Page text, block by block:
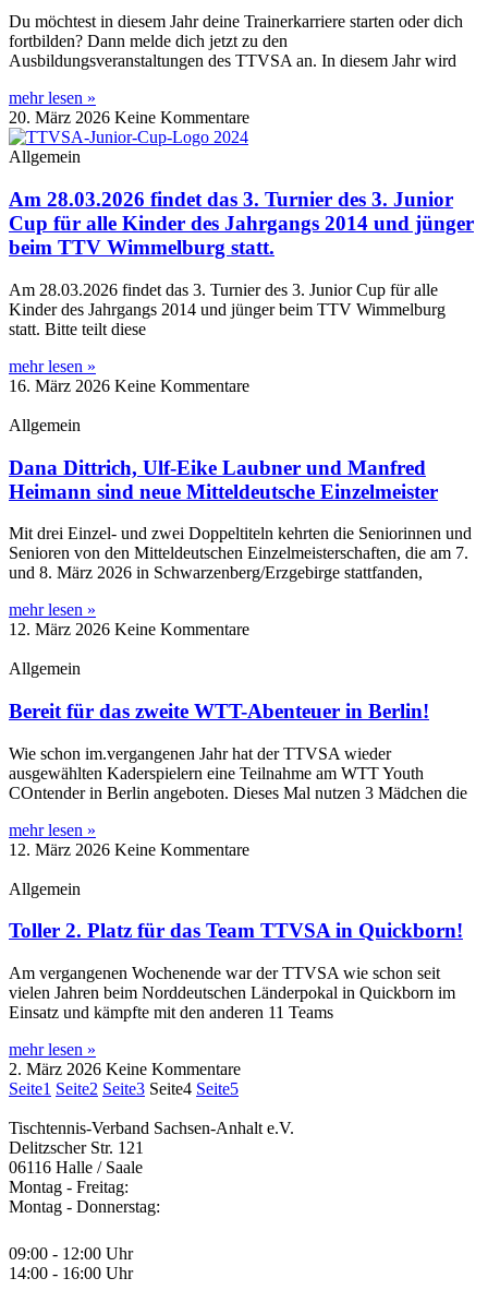
Du möchtest in diesem Jahr deine Trainerkarriere starten oder dich
fortbilden? Dann melde dich jetzt zu den
Ausbildungsveranstaltungen des TTVSA an. In diesem Jahr wird
mehr lesen »
20. März 2026 Keine Kommentare
Allgemein
Am 28.03.2026 findet das 3. Turnier des 3. Junior
Cup für alle Kinder des Jahrgangs 2014 und jünger
beim TTV Wimmelburg statt.
Am 28.03.2026 findet das 3. Turnier des 3. Junior Cup für alle
Kinder des Jahrgangs 2014 und jünger beim TTV Wimmelburg
statt. Bitte teilt diese
mehr lesen »
16. März 2026 Keine Kommentare
Allgemein
Dana Dittrich, Ulf-Eike Laubner und Manfred
Heimann sind neue Mitteldeutsche Einzelmeister
Mit drei Einzel- und zwei Doppeltiteln kehrten die Seniorinnen und
Senioren von den Mitteldeutschen Einzelmeisterschaften, die am 7.
und 8. März 2026 in Schwarzenberg/Erzgebirge stattfanden,
mehr lesen »
12. März 2026 Keine Kommentare
Allgemein
Bereit für das zweite WTT-Abenteuer in Berlin!
Wie schon im.vergangenen Jahr hat der TTVSA wieder
ausgewählten Kaderspielern eine Teilnahme am WTT Youth
COntender in Berlin angeboten. Dieses Mal nutzen 3 Mädchen die
mehr lesen »
12. März 2026 Keine Kommentare
Allgemein
Toller 2. Platz für das Team TTVSA in Quickborn!
Am vergangenen Wochenende war der TTVSA wie schon seit
vielen Jahren beim Norddeutschen Länderpokal in Quickborn im
Einsatz und kämpfte mit den anderen 11 Teams
mehr lesen »
2. März 2026 Keine Kommentare
Seite1 Seite2 Seite3 Seite4 Seite5
Tischtennis-Verband Sachsen-Anhalt e.V.
Delitzscher Str. 121
06116 Halle / Saale
Montag - Freitag:
Montag - Donnerstag:
09:00 - 12:00 Uhr
14:00 - 16:00 Uhr